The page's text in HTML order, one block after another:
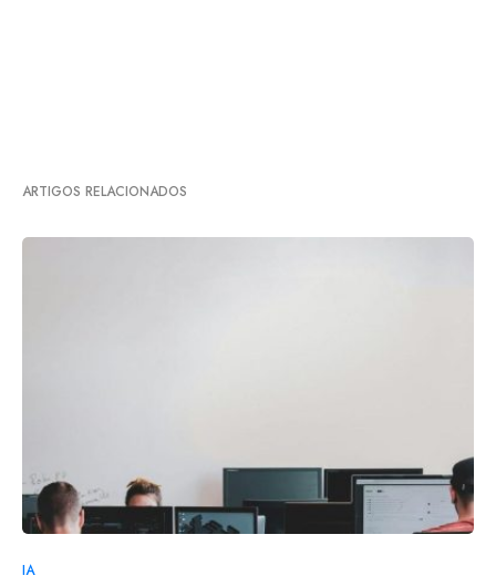
ARTIGOS RELACIONADOS
IA